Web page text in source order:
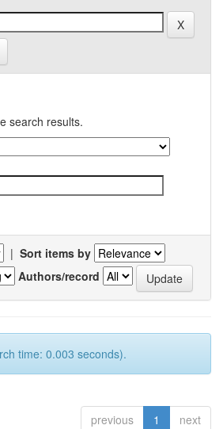
search results.
| Sort items by
Authors/record
time: 0.003 seconds).
previous 1 next